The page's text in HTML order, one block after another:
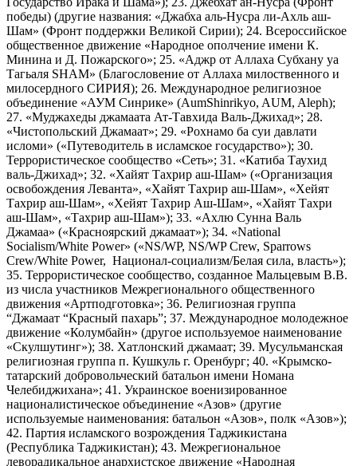
победы) (другие названия: «Джабха аль-Нусра ли-Ахль аш-
Шам» (Фронт поддержки Великой Сирии); 24. Всероссийское
общественное движение «Народное ополчение имени К.
Минина и Д. Пожарского»; 25. «Аджр от Аллаха Субхану уа
Тагьаля SHAM» (Благословение от Аллаха милоственного и
милосердного СИРИЯ); 26. Международное религиозное
объединение «АУМ Синрике» (AumShinrikyo, AUM, Aleph);
27. «Муджахеды джамаата Ат-Тавхида Валь-Джихад»; 28.
«Чистопольский Джамаат»; 29. «Рохнамо ба суи давлати
исломи» («Путеводитель в исламское государство»); 30.
Террористическое сообщество «Сеть»; 31. «Катиба Таухид
валь-Джихад»; 32. «Хайят Тахрир аш-Шам» («Организация
освобождения Леванта», «Хайят Тахрир аш-Шам», «Хейят
Тахрир аш-Шам», «Хейят Тахрир Аш-Шам», «Хайят Тахри
аш-Шам», «Тахрир аш-Шам»); 33. «Ахлю Сунна Валь
Джамаа» («Красноярский джамаат»); 34. «National
Socialism/White Power» («NS/WP, NS/WP Crew, Sparrows
Crew/White Power, Национал-социализм/Белая сила, власть»);
35. Террористическое сообщество, созданное Мальцевым В.В.
из числа участников Межрегионального общественного
движения «Артподготовка»; 36. Религиозная группа
“Джамаат “Красный пахарь”; 37. Международное молодежное
движение «Колумбайн» (другое используемое наименование
«Скулшутинг»); 38. Хатлонский джамаат; 39. Мусульманская
религиозная группа п. Кушкуль г. Оренбург; 40. «Крымско-
татарский добровольческий батальон имени Номана
Челебиджихана»; 41. Украинское военизированное
националистическое объединение «Азов» (другие
используемые наименования: батальон «Азов», полк «Азов»);
42. Партия исламского возрождения Таджикистана
(Республика Таджикистан); 43. Межрегиональное
леворадикальное анархистское движение «Народная